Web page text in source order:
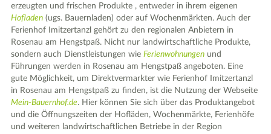
erzeugten und frischen Produkte , entweder in ihrem eigenen
Hofladen (ugs. Bauernladen) oder auf Wochenmärkten. Auch der
Ferienhof Imitzertanzl gehört zu den regionalen Anbietern in
Rosenau am Hengstpaß. Nicht nur landwirtschaftliche Produkte,
sondern auch Dienstleistungen wieFerienwohnungen und
Führungen werden in Rosenau am Hengstpaß angeboten. Eine
gute Möglichkeit, um Direktvermarkter wie Ferienhof Imitzertanzl
in Rosenau am Hengstpaß zu finden, ist die Nutzung der Webseite
Mein-Bauernhof.de. Hier können Sie sich über das Produktangebot
und die Öffnungszeiten der Hofläden, Wochenmärkte, Ferienhöfe
und weiteren landwirtschaftlichen Betriebe in der Region